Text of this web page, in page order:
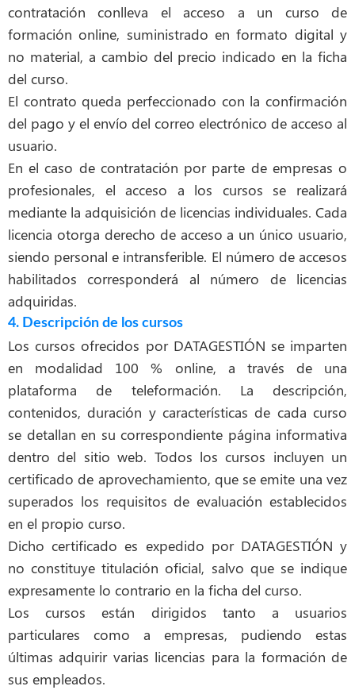
contratación conlleva el acceso a un curso de
formación online, suministrado en formato digital y
no material, a cambio del precio indicado en la ficha
del curso.
El contrato queda perfeccionado con la confirmación
del pago y el envío del correo electrónico de acceso al
usuario.
En el caso de contratación por parte de empresas o
profesionales, el acceso a los cursos se realizará
mediante la adquisición de licencias individuales. Cada
licencia otorga derecho de acceso a un único usuario,
siendo personal e intransferible. El número de accesos
habilitados corresponderá al número de licencias
adquiridas.
4. Descripción de los cursos
Los cursos ofrecidos por DATAGESTIÓN se imparten
en modalidad 100 % online, a través de una
plataforma de teleformación. La descripción,
contenidos, duración y características de cada curso
se detallan en su correspondiente página informativa
dentro del sitio web. Todos los cursos incluyen un
certificado de aprovechamiento, que se emite una vez
superados los requisitos de evaluación establecidos
en el propio curso.
Dicho certificado es expedido por DATAGESTIÓN y
no constituye titulación oficial, salvo que se indique
expresamente lo contrario en la ficha del curso.
Los cursos están dirigidos tanto a usuarios
particulares como a empresas, pudiendo estas
últimas adquirir varias licencias para la formación de
sus empleados.